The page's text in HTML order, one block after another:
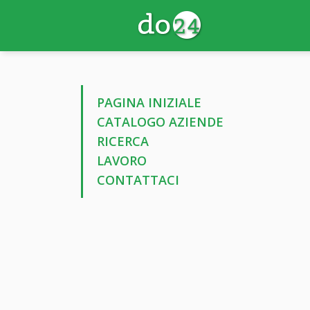
PAGINA INIZIALE
CATALOGO AZIENDE
RICERCA
LAVORO
CONTATTACI